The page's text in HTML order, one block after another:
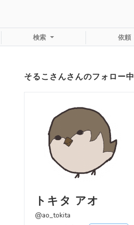
検索 依頼
そるこさんさんのフォロー中
トキタ アオ
@ao_tokita